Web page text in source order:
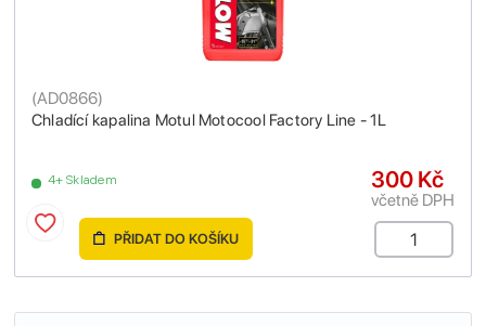
Chladící kapalina Motul Motocool Factory Line - 1L
(AD0866)
4+ Skladem 300 Kč
včetně DPH
PŘIDAT DO KOŠÍKU